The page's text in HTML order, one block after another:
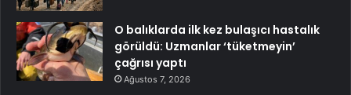
O balıklarda ilk kez bulaşıcı hastalık
görüldü: Uzmanlar ‘tüketmeyin’
çağrısı yaptı
Ağustos 7, 2026